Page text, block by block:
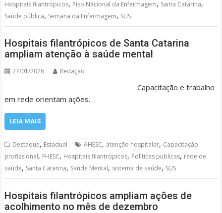
Hospitais filantrópicos, Piso Nacional da Enfermagem, Santa Catarina,
Saúde pública, Semana da Enfermagem, SUS
Hospitais filantrópicos de Santa Catarina
ampliam atenção à saúde mental
27/01/2026 Redação
Capacitação e trabalho
em rede orientam ações.
LEIA MAIS
Destaque, Estadual AHESC, atenção hospitalar, Capacitação
profissional, FHESC, Hospitais filantrópicos, Políticas públicas, rede de
saúde, Santa Catarina, Saúde Mental, sistema de saúde, SUS
Hospitais filantrópicos ampliam ações de
acolhimento no mês de dezembro